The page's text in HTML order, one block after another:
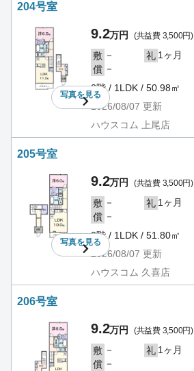
204号室
写真を見る
9.2万円 (共益費 3,500円)
敷 － 礼 1ヶ月
償 －
2階 / 1LDK / 50.98㎡
2026/08/07 更新
ハウスコム 上尾店
205号室
写真を見る
9.2万円 (共益費 3,500円)
敷 － 礼 1ヶ月
償 －
2階 / 1LDK / 51.80㎡
2026/08/07 更新
ハウスコム 久喜店
206号室
9.2万円 (共益費 3,500円)
敷 － 礼 1ヶ月
償 －